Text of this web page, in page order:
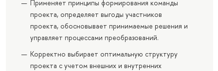
Применяет принципы формирования команды
проекта, определяет выгоды участников
проекта, обосновывает принимаемые решения и
управляет процессами преобразований.
Корректно выбирает оптимальную структуру
проекта с учетом внешних и внутренних